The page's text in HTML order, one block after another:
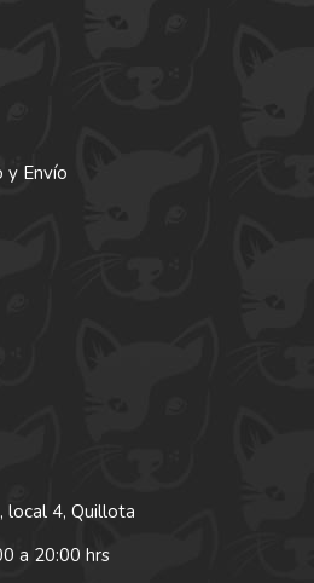
y Envío
local 4, Quillota
a 20:00 hrs